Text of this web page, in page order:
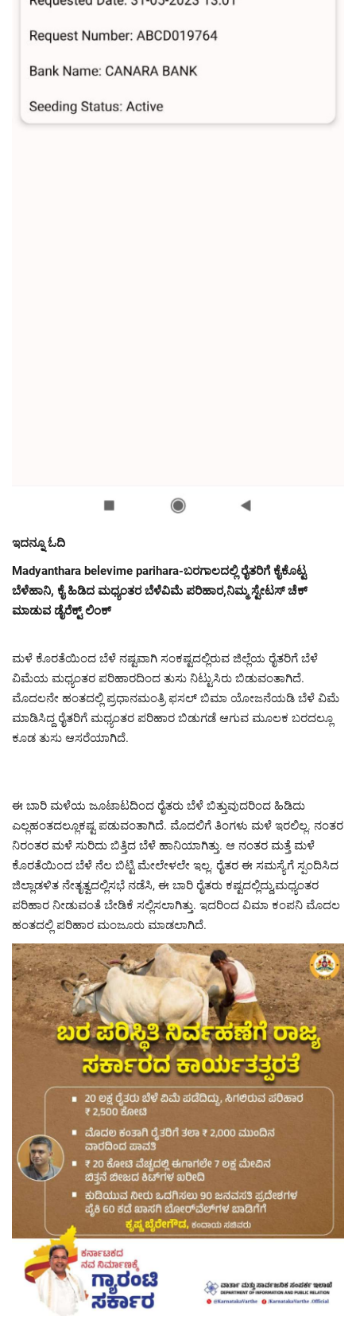
ಇದನ್ನೂ ಓದಿ
Madyanthara belevime parihara-ಬರಗಾಲದಲ್ಲಿ ರೈತರಿಗೆ ಕೈಕೊಟ್ಟ
ಬೆಳೆಹಾನಿ, ಕೈ ಹಿಡಿದ ಮಧ್ಯಂತರ ಬೆಳೆವಿಮೆ ಪರಿಹಾರ,ನಿಮ್ಮ ಸ್ಟೇಟಸ್ ಚೆಕ್
ಮಾಡುವ ಡೈರೆಕ್ಟ್ ಲಿಂಕ್
ಮಳೆ ಕೊರತೆಯಿಂದ ಬೆಳೆ ನಷ್ಟವಾಗಿ ಸಂಕಷ್ಟದಲ್ಲಿರುವ ಜಿಲ್ಲೆಯ ರೈತರಿಗೆ ಬೆಳೆ
ವಿಮೆಯ ಮಧ್ಯಂತರ ಪರಿಹಾರದಿಂದ ತುಸು ನಿಟ್ಟುಸಿರು ಬಿಡುವಂತಾಗಿದೆ.
ಮೊದಲನೇ ಹಂತದಲ್ಲಿ ಪ್ರಧಾನಮಂತ್ರಿ ಫಸಲ್‌ ಬಿಮಾ ಯೋಜನೆಯಡಿ ಬೆಳೆ ವಿಮೆ
ಮಾಡಿಸಿದ್ದ ರೈತರಿಗೆ ಮಧ್ಯಂತರ ಪರಿಹಾರ ಬಿಡುಗಡೆ ಆಗುವ ಮೂಲಕ ಬರದಲ್ಲೂ
ಕೂಡ ತುಸು ಆಸರೆಯಾಗಿದೆ.
ಈ ಬಾರಿ ಮಳೆಯ ಜೂಟಾಟದಿಂದ ರೈತರು ಬೆಳೆ ಬಿತ್ತುವುದರಿಂದ ಹಿಡಿದು
ಎಲ್ಲಹಂತದಲ್ಲೂಕಷ್ಟ ಪಡುವಂತಾಗಿದೆ. ಮೊದಲಿಗೆ ತಿಂಗಳು ಮಳೆ ಇರಲಿಲ್ಲ. ನಂತರ
ನಿರಂತರ ಮಳೆ ಸುರಿದು ಬಿತ್ತಿದ ಬೆಳೆ ಹಾನಿಯಾಗಿತ್ತು. ಆ ನಂತರ ಮತ್ತೆ ಮಳೆ
ಕೊರತೆಯಿಂದ ಬೆಳೆ ನೆಲ ಬಿಟ್ಟಿ ಮೇಲೇಳಲೇ ಇಲ್ಲ. ರೈತರ ಈ ಸಮಸ್ಯೆಗೆ ಸ್ಪಂದಿಸಿದ
ಜಿಲ್ಲಾಡಳಿತ ನೇತೃತ್ವದಲ್ಲಿಸಭೆ ನಡೆಸಿ, ಈ ಬಾರಿ ರೈತರು ಕಷ್ಟದಲ್ಲಿದ್ದು,ಮಧ್ಯಂತರ
ಪರಿಹಾರ ನೀಡುವಂತೆ ಬೇಡಿಕೆ ಸಲ್ಲಿಸಲಾಗಿತ್ತು. ಇದರಿಂದ ವಿಮಾ ಕಂಪನಿ ಮೊದಲ
ಹಂತದಲ್ಲಿ ಪರಿಹಾರ ಮಂಜೂರು ಮಾಡಲಾಗಿದೆ.